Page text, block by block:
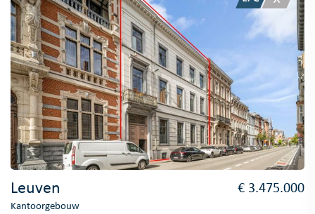
Leuven € 3.475.000
Kantoorgebouw